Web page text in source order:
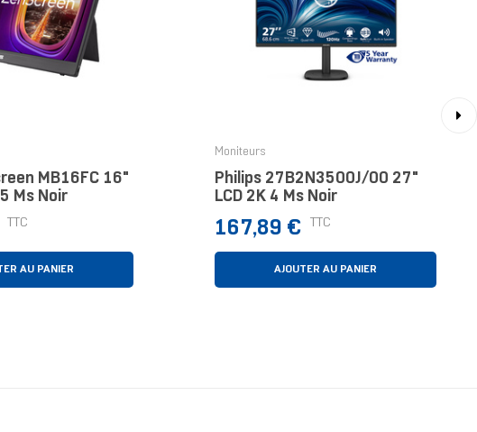
MB16FC 16"
5 Ms Noir
TTC
AU PANIER
Moniteurs
Philips 27B2N3500J/00 27"
LCD 2K 4 Ms Noir
Prix
167,89 € TTC
AJOUTER AU PANIER